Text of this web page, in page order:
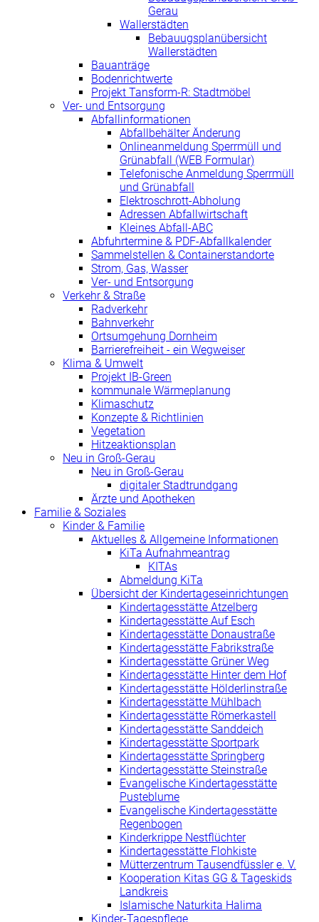
Gerau
Wallerstädten
Bebauugsplanübersicht
Wallerstädten
Bauanträge
Bodenrichtwerte
Projekt Tansform-R: Stadtmöbel
Ver- und Entsorgung
Abfallinformationen
Abfallbehälter Änderung
Onlineanmeldung Sperrmüll und
Grünabfall (WEB Formular)
Telefonische Anmeldung Sperrmüll
und Grünabfall
Elektroschrott-Abholung
Adressen Abfallwirtschaft
Kleines Abfall-ABC
Abfuhrtermine & PDF-Abfallkalender
Sammelstellen & Containerstandorte
Strom, Gas, Wasser
Ver- und Entsorgung
Verkehr & Straße
Radverkehr
Bahnverkehr
Ortsumgehung Dornheim
Barrierefreiheit - ein Wegweiser
Klima & Umwelt
Projekt IB-Green
kommunale Wärmeplanung
Klimaschutz
Konzepte & Richtlinien
Vegetation
Hitzeaktionsplan
Neu in Groß-Gerau
Neu in Groß-Gerau
digitaler Stadtrundgang
Ärzte und Apotheken
Familie & Soziales
Kinder & Familie
Aktuelles & Allgemeine Informationen
KiTa Aufnahmeantrag
KITAs
Abmeldung KiTa
Übersicht der Kindertageseinrichtungen
Kindertagesstätte Atzelberg
Kindertagesstätte Auf Esch
Kindertagesstätte Donaustraße
Kindertagesstätte Fabrikstraße
Kindertagesstätte Grüner Weg
Kindertagesstätte Hinter dem Hof
Kindertagesstätte Hölderlinstraße
Kindertagesstätte Mühlbach
Kindertagesstätte Römerkastell
Kindertagesstätte Sanddeich
Kindertagesstätte Sportpark
Kindertagesstätte Springberg
Kindertagesstätte Steinstraße
Evangelische Kindertagesstätte
Pusteblume
Evangelische Kindertagesstätte
Regenbogen
Kinderkrippe Nestflüchter
Kindertagesstätte Flohkiste
Mütterzentrum Tausendfüssler e. V.
Kooperation Kitas GG & Tageskids
Landkreis
Islamische Naturkita Halima
Kinder-Tagespflege